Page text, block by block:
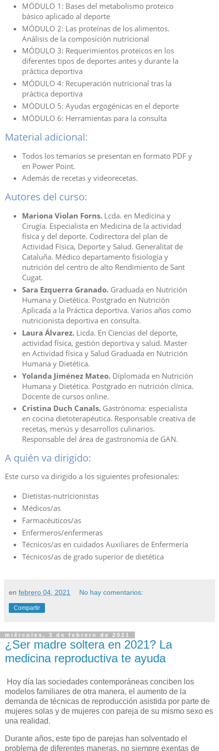
MÓDULO 1: Bases del metabolismo proteico
básico aplicado al deporte
MÓDULO 2: Las proteínas de los alimentos.
Análisis de la composición nutricional
MÓDULO 3: Requerimientos proteicos en los
diferentes tipos de deportes antes y durante la
práctica deportiva
MÓDULO 4: Recuperación nutricional tras la
práctica deportiva
MÓDULO 5: Ayudas ergogénicas en el deporte
MÓDULO 6: Herramientas para la consulta
Material adicional:
Todos los temarios se presentan en formato PDF y
en Power Point.
Además de recetas y videorecetas.
Autores del curso:
Mariona Violan Forns. Lcda. en Medicina y
Cirugía. Especialista en Medicina de la actividad
física y del deporte. Codirectora del plan de
Actividad Física, Deporte y Salud. Generalitat de
Cataluña. Médico departamento fisiología y
nutrición del centro de alto Rendimiento de Sant
Cugat.
Sara Ezquerra Granado. Graduada en Nutrición
Humana y Dietética. Postgrado en Nutrición
Aplicada a la Práctica deportiva. Varios años como
nutricionista deportiva en consulta.
Laura Álvarez. Licda. En Ciencias del deporte,
actividad física, gestión deportiva y salud. Master
en Actividad física y Salud Graduada en Nutrición
Humana y Dietética.
Yolanda Jiménez Mateo. Diplomada en Nutrición
Humana y Dietética. Postgrado en nutrición clínica.
Docente de cursos online.
Cristina Duch Canals. Gastrónoma: especialista
en cocina dietoterapéutica. Responsable creativa de
recetas, menús y desarrollos culinarios.
Responsable del área de gastronomía de GAN.
A quién va dirigido:
Este curso va dirigido a los siguientes profesionales:
Dietistas-nutricionistas
Médicos/as
Farmacéuticos/as
Enfermeros/enfermeras
Técnicos/as en cuidados Auxiliares de Enfermería
Técnicos/as de grado superior de dietética
en febrero 04, 2021 No hay comentarios:
Compartir
miércoles, 3 de febrero de 2021
¿Ser madre soltera en 2021? La
medicina reproductiva te ayuda
Hoy día las sociedades contemporáneas conciben los
modelos familiares de otra manera, el aumento de la
demanda de técnicas de reproducción asistida por parte de
mujeres solas y de mujeres con pareja de su mismo sexo es
una realidad.
Durante años, este tipo de parejas han solventado el
problema de diferentes maneras, no siempre exentas de